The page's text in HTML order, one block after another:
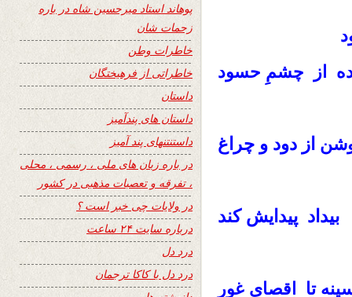
از چشمِ حسود
از دود و چراغ
پیدایش کند
تا اقصای غور
پوهاند استاد میرحسین شاه در باره
زحمات شان
خاطرات وطن
خاطراتی از فرهیختگان
داستان
داستان های پندآمیز
داستنتنهای پند آمیز
در باره زبان های ملی ، رسمی ، محلی
، تفرقه و تعصبات مذهبی در کشور
در ولایات چی خبر است ؟
درباره سایت ۲۴ ساعت
درد دل
درد دل با کاکا ترجمان